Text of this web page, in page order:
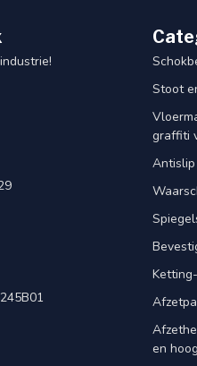
Stoot
graffiti
en